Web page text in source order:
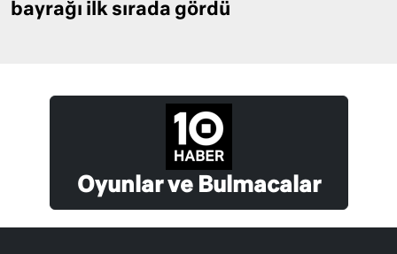
bayrağı ilk sırada gördü
Oyunlar ve Bulmacalar